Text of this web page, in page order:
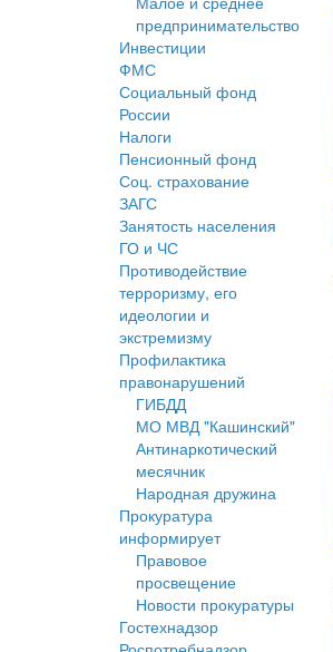
предпринимательство
Инвестиции
ФМС
Социальный фонд
России
Налоги
Пенсионный фонд
Соц. страхование
ЗАГС
Занятость населения
ГО и ЧС
Противодействие
терроризму, его
идеологии и
экстремизму
Профилактика
правонарушений
ГИБДД
МО МВД "Кашинский"
Антинаркотический
месячник
Народная дружина
Прокуратура
информирует
Правовое
просвещение
Новости прокуратуры
Гостехнадзор